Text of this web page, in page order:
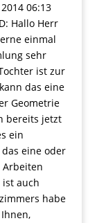
06:13
Hallo Herr
einmal
sehr
ist zur
das eine
Geometrie
bereits jetzt
ein
eine oder
auch
habe